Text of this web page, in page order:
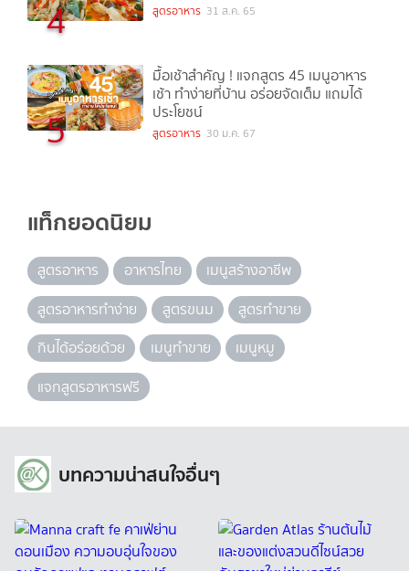
4 สูตรอาหาร 31 ส.ค. 65
5
มื้อเช้าสำคัญ ! แจกสูตร 45 เมนูอาหาร
เช้า ทำง่ายที่บ้าน อร่อยจัดเต็ม แถมได้
ประโยชน์
สูตรอาหาร 30 ม.ค. 67
แท็กยอดนิยม
สูตรอาหาร อาหารไทย
เมนูสร้างอาชีพ
สูตรอาหารทำง่าย
สูตรขนม
สูตรทำขาย
กินได้อร่อยด้วย
เมนูทำขาย
เมนูหมู
แจกสูตรอาหารฟรี
บทความน่าสนใจอื่นๆ